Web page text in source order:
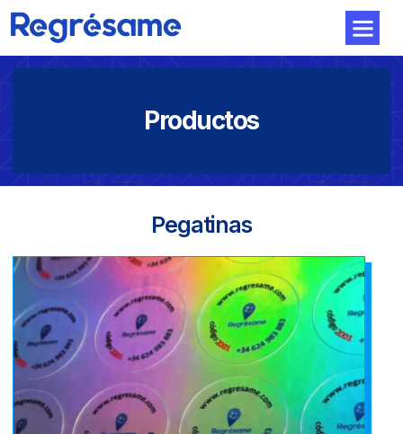
Productos
Pegatinas